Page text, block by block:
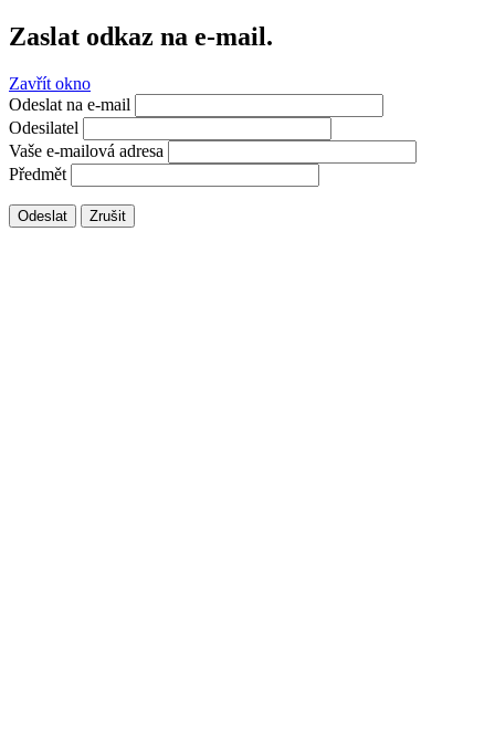
Zaslat odkaz na e-mail.
Zavřít okno
Odeslat na e-mail
Odesilatel
Vaše e-mailová adresa
Předmět
Odeslat Zrušit